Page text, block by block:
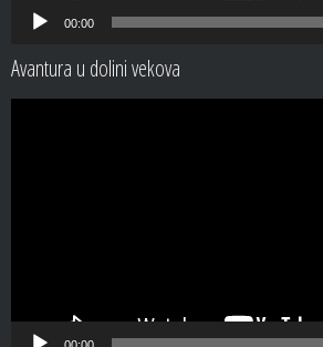
00:00
Avantura u dolini vekova
00:00